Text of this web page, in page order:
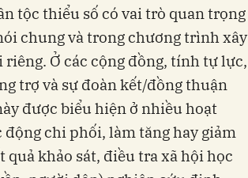
tộc thiểu số có vai trò quan trọng
chung và trong chương trình xây
Ở các cộng đồng, tính tự lực,
trợ và sự đoàn kết/đồng thuận
được biểu hiện ở nhiều hoạt
động chi phối, làm tăng hay giảm
quả khảo sát, điều tra xã hội học